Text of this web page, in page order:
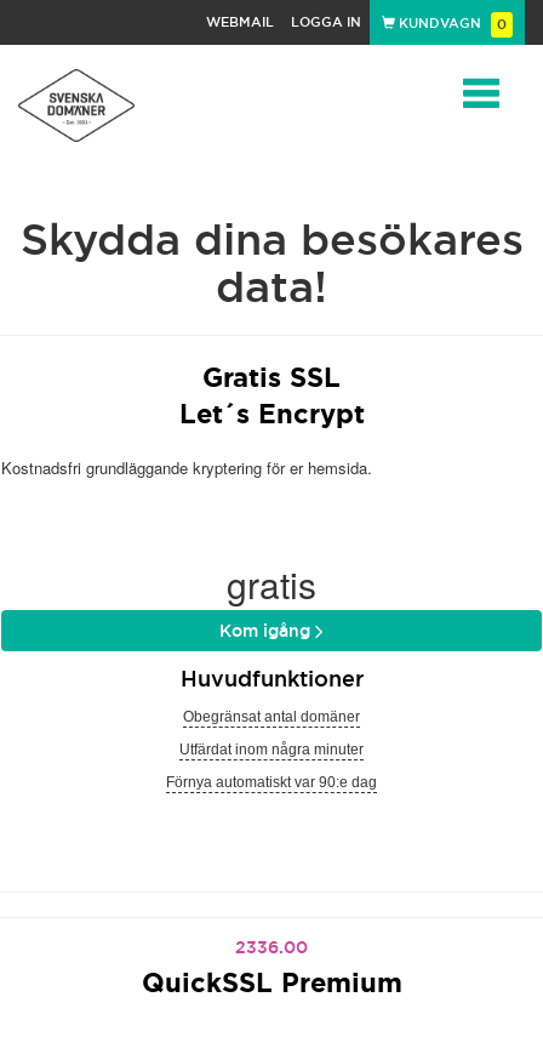
WEBMAIL LOGGA IN KUNDVAGN 0
Skydda dina besökares
data!
Gratis SSL
Let´s Encrypt
Kostnadsfri grundläggande kryptering för er hemsida.
gratis
Kom igång
Huvudfunktioner
Obegränsat antal domäner
Utfärdat inom några minuter
Förnya automatiskt var 90:e dag
2336.00
QuickSSL Premium